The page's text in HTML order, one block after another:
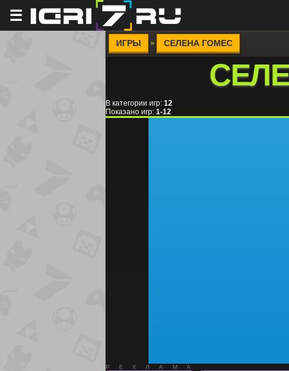
☰
ИГРЫ » СЕЛЕНА ГОМЕС
В категории игр: 12
Показано игр: 1-12
РЕКЛАМА